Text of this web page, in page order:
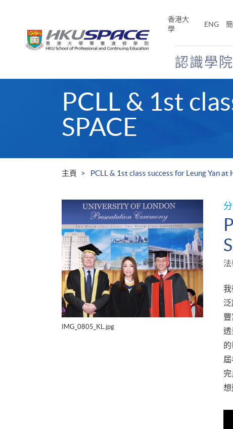
香港大
學
ENG 簡
認識學院
PCLL & 1st
SPACE
主頁 PCLL & 1st class success for Leung Yan at
IMG_0805_KL.jpg